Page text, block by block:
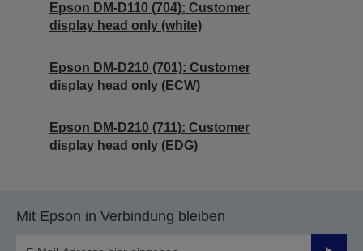
Epson DM-D110 (704): Customer
display head only (white)
Epson DM-D210 (701): Customer
display head only (ECW)
Epson DM-D210 (711): Customer
display head only (EDG)
Mit Epson in Verbindung bleiben